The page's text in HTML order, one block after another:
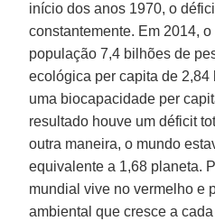
início dos anos 1970, o
constantemente. Em 2014,
população 7,4 bilhões de
ecológica per capita de
uma biocapacidade per
resultado houve um déficit
outra maneira, o mundo
equivalente a 1,68 planeta.
mundial vive no vermelho e
ambiental que cresce a